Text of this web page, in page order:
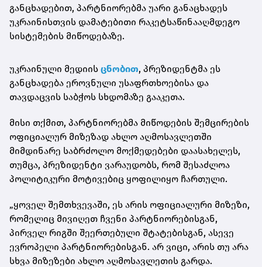
განცხადებით, პარტნიორებმა უარი განაცხადეს
უკრაინისთვის დამატებითი რაკეტსაწინააღმდეგო
სისტემების მიწოდებაზე.
უკრაინული მედიის ცნობით, პრეზიდენტმა ეს
განცხადება ეროვნული უსაფრთხოებისა და
თავდაცვის საბჭოს სხდომაზე გააკეთა.
მისი თქმით, პარტნიორებმა მიწოდების შემცირების
ოფიციალურ მიზეზად ახლო აღმოსავლეთში
მიმდინარე საბრძოლო მოქმედებები დაასახელეს,
თუმცა, პრეზიდენტი ვარაუდობს, რომ შესაძლოა
პოლიტიკური მოტივებიც ყოფილიყო ჩართული.
„ყოველ შემთხვევაში, ეს არის ოფიციალური მიზეზი,
რომელიც მივიღეთ ჩვენი პარტნიორებისგან,
პირველ რიგში შეერთებული შტატებისგან, ასევე
ევროპელი პარტნიორებისგან. არ ვიცი, არის თუ არა
სხვა მიზეზები ახლო აღმოსავლეთის გარდა.